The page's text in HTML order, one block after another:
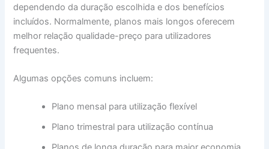
dependendo da duração escolhida e dos benefícios
incluídos. Normalmente, planos mais longos oferecem
melhor relação qualidade-preço para utilizadores
frequentes.
Algumas opções comuns incluem:
Plano mensal para utilização flexível
Plano trimestral para utilização contínua